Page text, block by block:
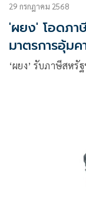
29 กรกฎาคม 2568
'ผยง' โอดภา
มาตรการอุ้ม
‘ผยง’ รับภาษีสหรั